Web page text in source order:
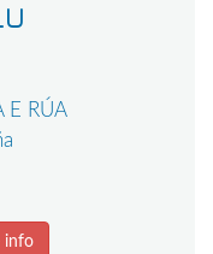
E RÚA
info